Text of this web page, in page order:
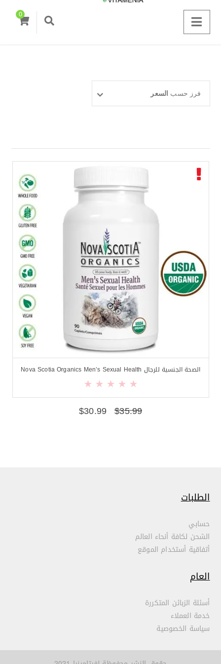
0
فرز حسب السعر
الصحة الجنسية للرجال Nova Scotia Organics Men’s Sexual Health
$35.99
$30.99
الطلبات
حسابي
الشحن لكافة أنحاء العالم
أتفاقية أستخدام الموقع
العام
أسئلة الزبائن المتكررة
خدمة العملاء
سياسة الخصوصية